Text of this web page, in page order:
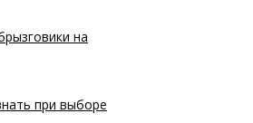
на
при выборе